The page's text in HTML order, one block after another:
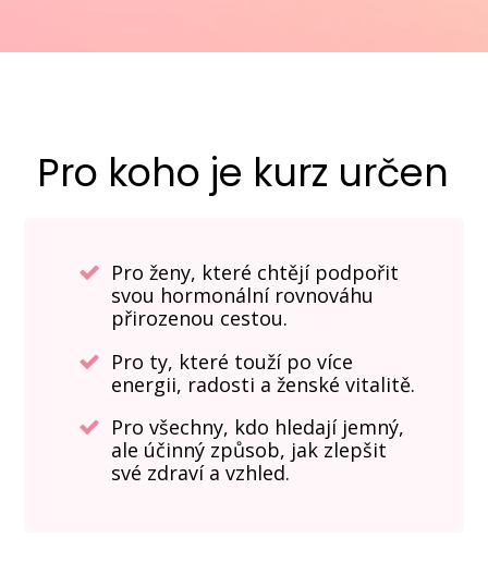
Pro koho je kurz určen
Pro ženy, které chtějí podpořit
svou hormonální rovnováhu
přirozenou cestou.
Pro ty, které touží po více
energii, radosti a ženské vitalitě.
Pro všechny, kdo hledají jemný,
ale účinný způsob, jak zlepšit
své zdraví a vzhled.